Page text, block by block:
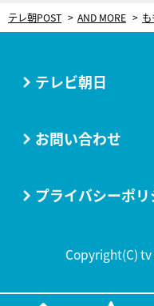
テレ朝POST AND MORE
テレビ朝日
お問い合わせ
プライバシーポリ
Copyright(C)